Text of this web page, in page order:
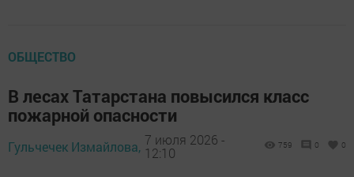
ОБЩЕСТВО
В лесах Татарстана повысился класс
пожарной опасности
Гульчечек Измайлова, 7 июля 2026 -
12:10
759 0 0